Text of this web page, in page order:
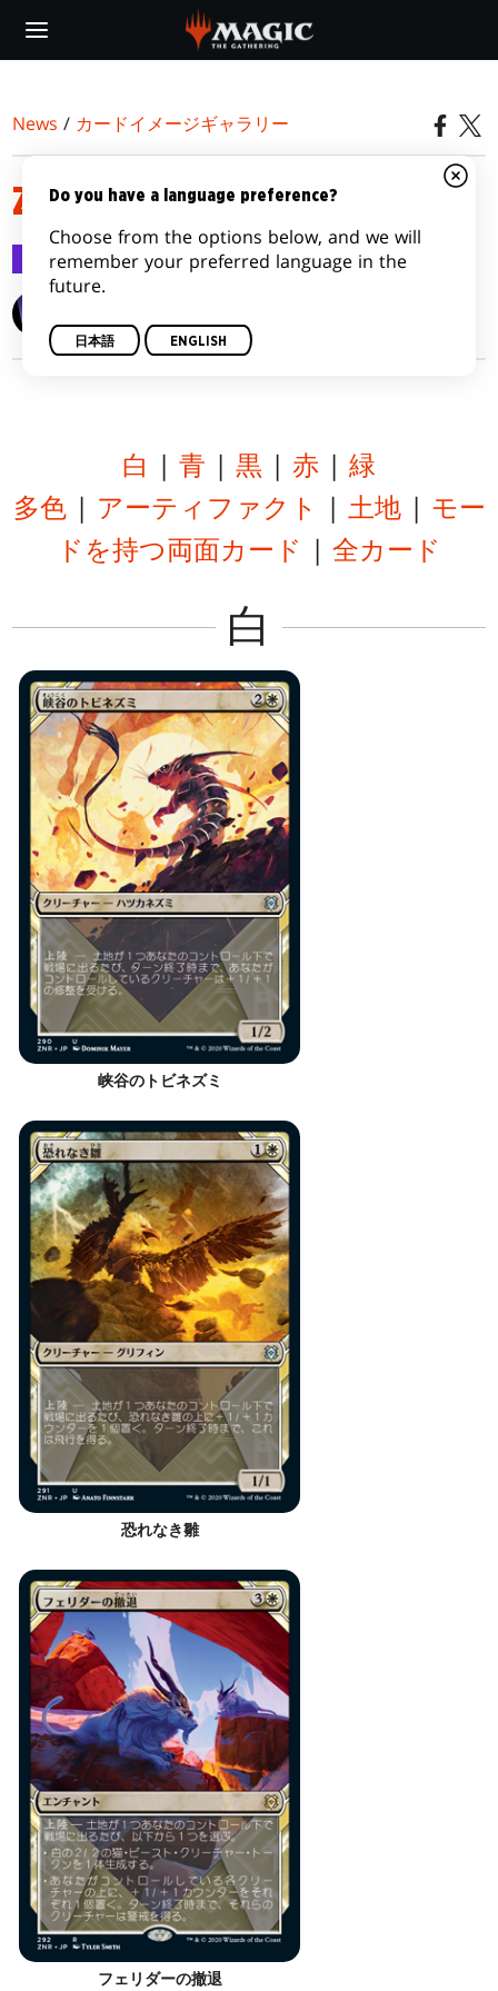
main
News / カードイメージギャラリー
ZENDIKAR RISING VARIANTS
カードイメージギャラリー 2020/09/11
白 | 青 | 黒 | 赤 | 緑
多色| アーティファクト | 土地| モー
ドを持つ両面カード | 全カード
白
峡谷のトビネズミ
恐れなき雛
フェリダーの撤退
Do you have a language preference?
Choose from the options below, and we will
remember your preferred language in the
future.
日本語 ENGLISH